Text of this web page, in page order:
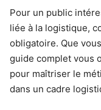
Pour un public
liée à la logistique,
obligatoire. Que
guide complet vous
pour maîtriser le
dans un cadre